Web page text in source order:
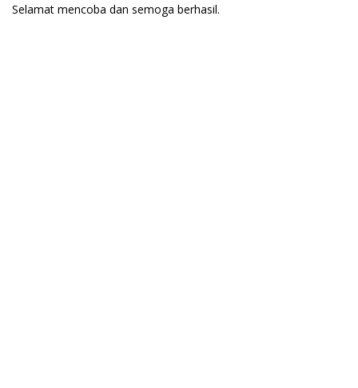
Selamat mencoba dan semoga berhasil.